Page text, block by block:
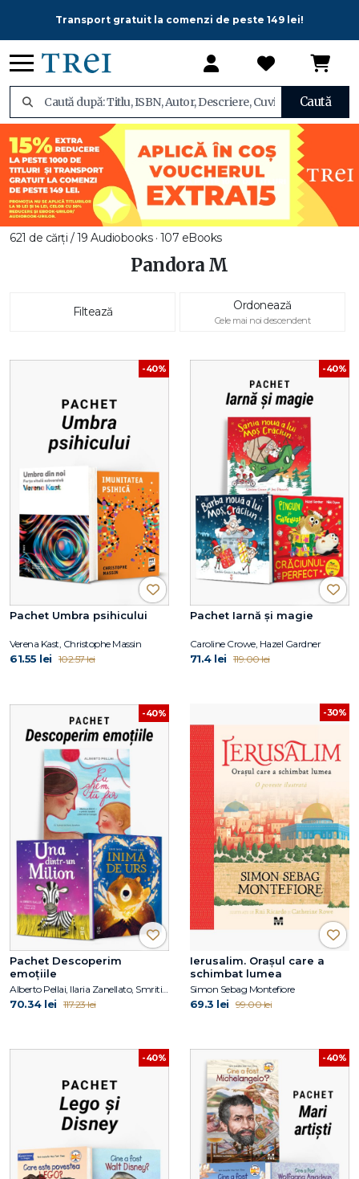
Transport gratuit la comenzi de peste 149 lei!
Caută
621 de cărți / 19 Audiobooks · 107 eBooks
Pandora M
Filtează Ordonează
Cele mai noi descendent
-40%
Pachet Umbra psihicului
Verena Kast, Christophe Massin
61.55 lei 102.57 lei
-40%
Pachet Iarnă și magie
Caroline Crowe, Hazel Gardner
71.4 lei 119.00 lei
-40%
Pachet Descoperim
emoțiile
70.34 lei 117.23 lei
-30%
Ierusalim. Orașul care a
schimbat lumea
Simon Sebag Montefiore
69.3 lei 99.00 lei
-40% -40%